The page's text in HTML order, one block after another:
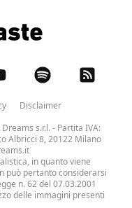
Disclaimer
s.r.l.- Partita IVA:
Albricci 8, 20122 Milano
in quanto viene
può pertanto considerarsi
n. 62 del 07.03.2001
delle immagini presenti